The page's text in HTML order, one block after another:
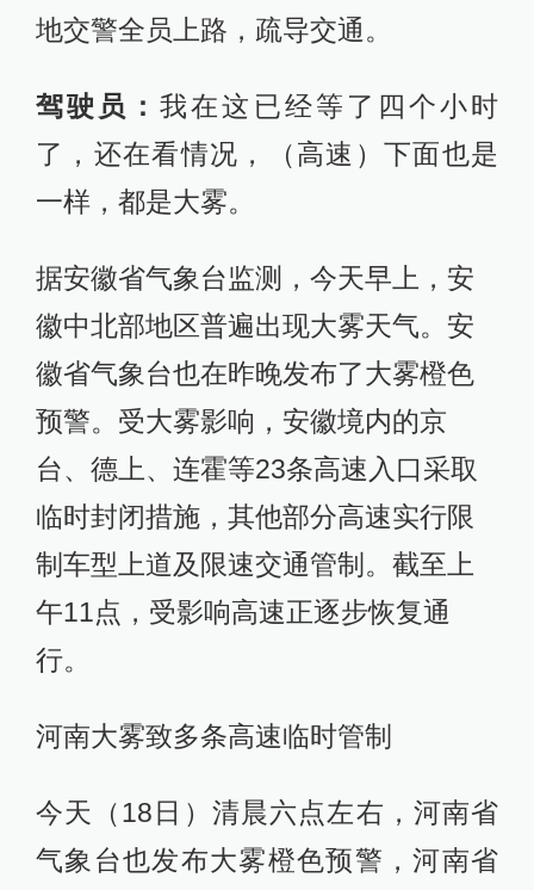
地交警全员上路，疏导交通。
驾驶员：我在这已经等了四个小时
了，还在看情况，（高速）下面也是
一样，都是大雾。
据安徽省气象台监测，今天早上，安
徽中北部地区普遍出现大雾天气。安
徽省气象台也在昨晚发布了大雾橙色
预警。受大雾影响，安徽境内的京
台、德上、连霍等23条高速入口采取
临时封闭措施，其他部分高速实行限
制车型上道及限速交通管制。截至上
午11点，受影响高速正逐步恢复通
行。
河南大雾致多条高速临时管制
今天（18日）清晨六点左右，河南省
气象台也发布大雾橙色预警，河南省